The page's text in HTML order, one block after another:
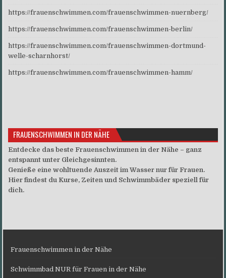
https://frauenschwimmen.com/frauenschwimmen-nuernberg/
https://frauenschwimmen.com/frauenschwimmen-berlin/
https://frauenschwimmen.com/frauenschwimmen-dortmund-
welle-scharnhorst/
https://frauenschwimmen.com/frauenschwimmen-hamm/
FRAUENSCHWIMMEN IN DER NÄHE
Entdecke das beste Frauenschwimmen in der Nähe – ganz
entspannt unter Gleichgesinnten.
Genieße eine wohltuende Auszeit im Wasser nur für Frauen.
Hier findest du Kurse, Zeiten und Schwimmbäder speziell für
dich.
Frauenschwimmen in der Nähe
Schwimmbad NUR für Frauen in der Nähe